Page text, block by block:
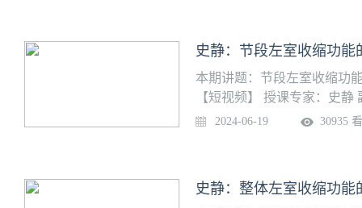
史静：节段左室收缩功
本期讲题：节段左室收缩功
【短视频】 授课专家：史
2024-06-19 30935
史静：整体左室收缩功